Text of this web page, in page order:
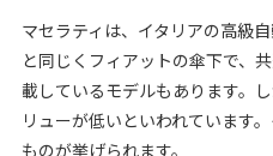
マセラティは、イタリアの高級
と同じくフィアットの傘下で、
載しているモデルもあります。
リューが低いといわれています
ものが挙げられます。